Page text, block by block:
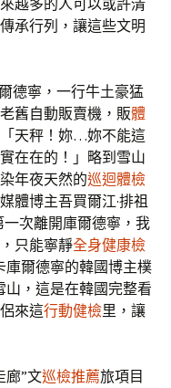
來越多的人可以或許清
承行列，讓這些文明
德寧，一行牛土豪猛
舊自動販賣機，販體
天秤！妳…妳不能這
在在的！」略到雪山
年夜天然的巡迴體檢
體博主吾買爾江·排祖
一次離開庫爾德寧，我
只能寧靜全身健康檢
庫爾德寧的韓國博主樸
山，這是在韓國完整看
來這行動健檢里，讓
廊”文巡檢推薦旅項目